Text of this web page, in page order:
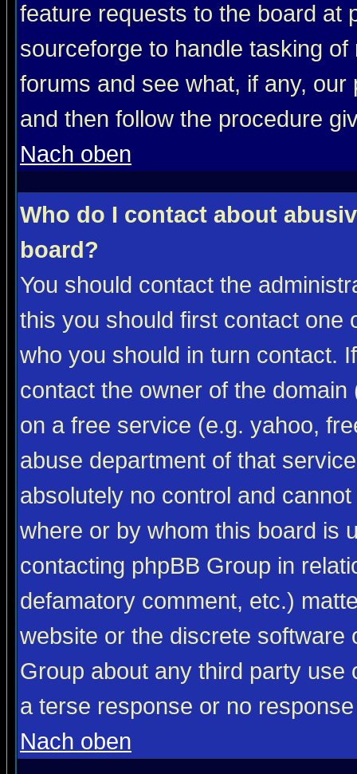
feature requests to the board at
sourceforge to handle tasking
forums and see what, if any,
and then follow the procedure
Nach oben
Who do I contact about
board?
You should contact the
this you should first contact one
who you should in turn contact.
contact the owner of the
on a free service (e.g. yahoo,
abuse department of that
absolutely no control and
where or by whom this board is
contacting phpBB Group in
defamatory comment, etc.)
website or the discrete software
Group about any third party
a terse response or no
Nach oben